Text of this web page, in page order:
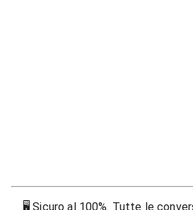
🖥Sicuro al 100%. Tutte le